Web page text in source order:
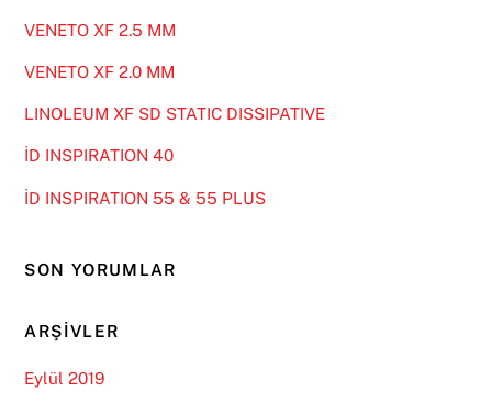
VENETO XF 2.5 MM
VENETO XF 2.0 MM
LINOLEUM XF SD STATIC DISSIPATIVE
İD INSPIRATION 40
İD INSPIRATION 55 & 55 PLUS
SON YORUMLAR
ARŞIVLER
Eylül 2019